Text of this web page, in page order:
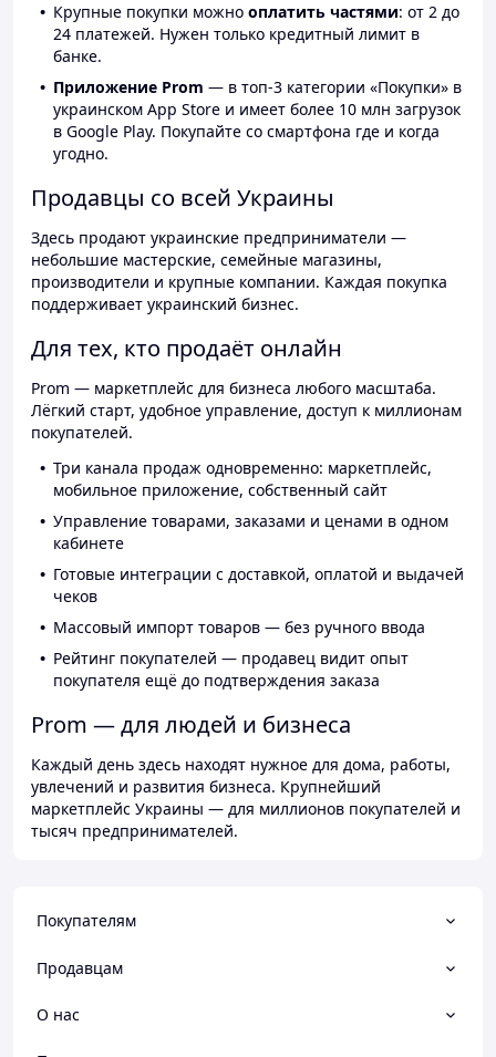
Крупные покупки можно оплатить частями: от 2 до
24 платежей. Нужен только кредитный лимит в
банке.
Приложение Prom — в топ-3 категории «Покупки» в
украинском App Store и имеет более 10 млн загрузок
в Google Play. Покупайте со смартфона где и когда
угодно.
Продавцы со всей Украины
Здесь продают украинские предприниматели —
небольшие мастерские, семейные магазины,
производители и крупные компании. Каждая покупка
поддерживает украинский бизнес.
Для тех, кто продаёт онлайн
Prom — маркетплейс для бизнеса любого масштаба.
Лёгкий старт, удобное управление, доступ к миллионам
покупателей.
Три канала продаж одновременно: маркетплейс,
мобильное приложение, собственный сайт
Управление товарами, заказами и ценами в одном
кабинете
Готовые интеграции с доставкой, оплатой и выдачей
чеков
Массовый импорт товаров — без ручного ввода
Рейтинг покупателей — продавец видит опыт
покупателя ещё до подтверждения заказа
Prom — для людей и бизнеса
Каждый день здесь находят нужное для дома, работы,
увлечений и развития бизнеса. Крупнейший
маркетплейс Украины — для миллионов покупателей и
тысяч предпринимателей.
Покупателям
Продавцам
О нас